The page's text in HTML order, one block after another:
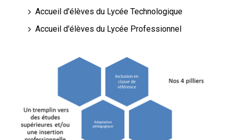
Accueil d'élèves du Lycée Technologique
Accueil d'élèves du Lycée Professionnel